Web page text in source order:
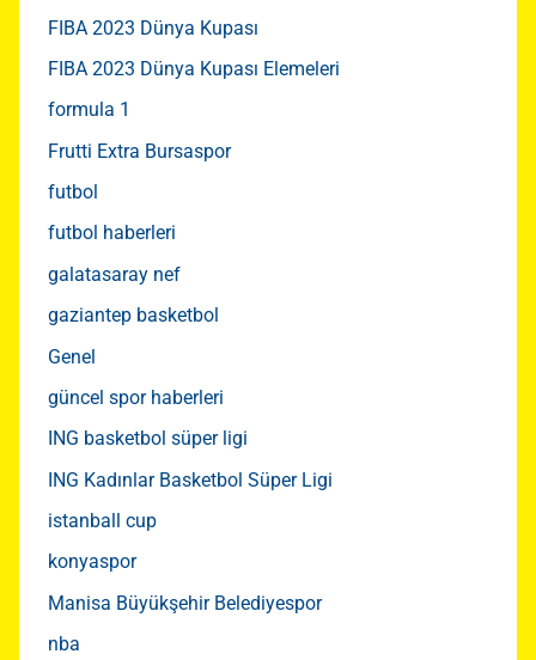
FIBA 2023 Dünya Kupası
FIBA 2023 Dünya Kupası Elemeleri
formula 1
Frutti Extra Bursaspor
futbol
futbol haberleri
galatasaray nef
gaziantep basketbol
Genel
güncel spor haberleri
ING basketbol süper ligi
ING Kadınlar Basketbol Süper Ligi
istanball cup
konyaspor
Manisa Büyükşehir Belediyespor
nba